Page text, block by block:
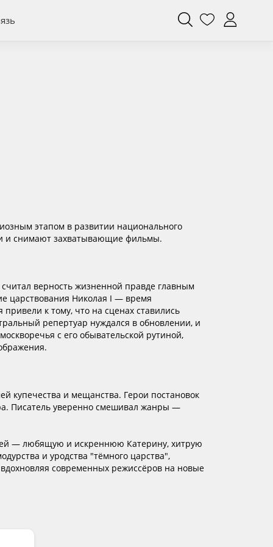
этапом в развитии национального
и снимают захватывающие фильмы.
верность жизненной правде главным
царствования Николая I — время
к тому, что на сценах ставились
репертуар нуждался в обновлении, и
с его обывательской рутиной,
купечества и мещанства. Герои постановок
Писатель уверенно смешивал жанры —
— любящую и искреннюю Катерину, хитрую
и уродства "тёмного царства",
современных режиссёров на новые